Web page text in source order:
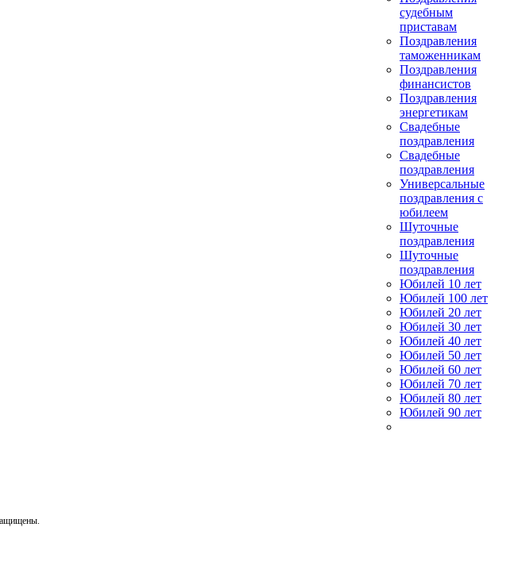
судебным
приставам
Поздравления
таможенникам
Поздравления
финансистов
Поздравления
энергетикам
Свадебные
поздравления
Свадебные
поздравления
Универсальные
поздравления с
юбилеем
Шуточные
поздравления
Шуточные
поздравления
Юбилей 10 лет
Юбилей 100 лет
Юбилей 20 лет
Юбилей 30 лет
Юбилей 40 лет
Юбилей 50 лет
Юбилей 60 лет
Юбилей 70 лет
Юбилей 80 лет
Юбилей 90 лет